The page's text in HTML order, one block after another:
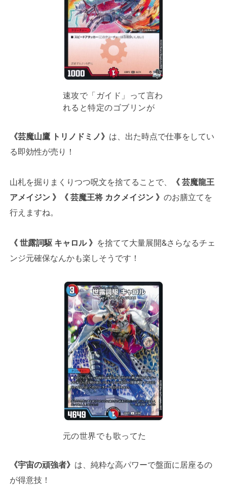
速攻で「ガイド」って言わ
れると特定のゴブリンが
《芸魔山鷹 トリノドミノ》 は、出た時点で仕事をしてい
る即効性が売り！
山札を掘りまくりつつ呪文を捨てることで、
《 芸魔龍王
アメイジン 》《 芸魔王将 カクメイジン 》 のお膳立てを
行えますね。
《 世露詞駆 キャロル 》 を捨てて大量展開&さらなるチェ
ンジ元確保なんかも楽しそうです！
元の世界でも歌ってた
《宇宙の頑強者》 は、純粋な高パワーで盤面に居座るの
が得意技！